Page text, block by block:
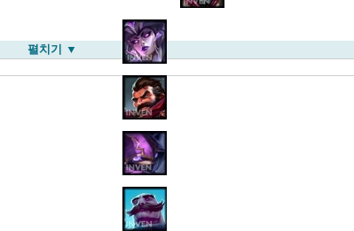
펼치기 ▼